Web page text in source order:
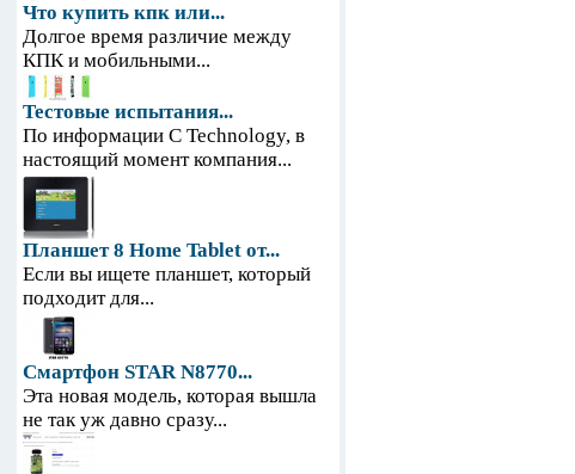
Что купить кпк или...
Долгое время различие между
КПК и мобильными...
Тестовые испытания...
По информации С Technology, в
настоящий момент компания...
Планшет 8 Home Tablet от...
Если вы ищете планшет, который
подходит для...
Смартфон STAR N8770...
Эта новая модель, которая вышла
не так уж давно сразу...